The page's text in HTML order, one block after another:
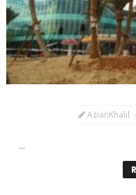
AzianKhalil
...